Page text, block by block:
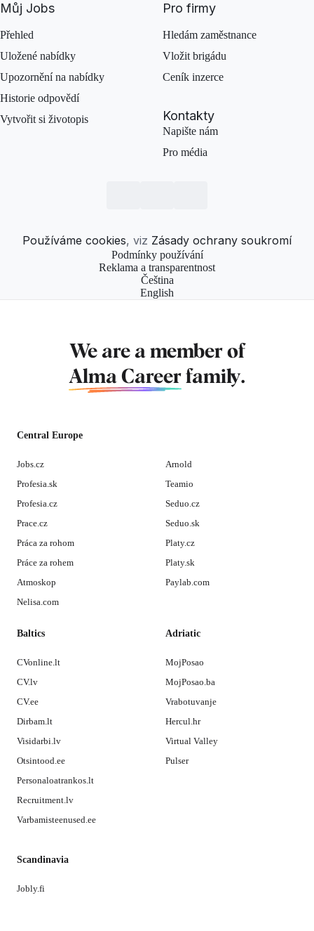
Můj Jobs
Přehled
Uložené nabídky
Upozornění na nabídky
Historie odpovědí
Vytvořit si životopis
Pro firmy
Hledám zaměstnance
Vložit brigádu
Ceník inzerce
Kontakty
Napište nám
Pro média
Používáme cookies, viz Zásady ochrany soukromí
Podmínky používání
Reklama a transparentnost
Čeština
English
We are a member of
Alma Career family.
Central Europe
Jobs.cz
Profesia.sk
Profesia.cz
Prace.cz
Práca za rohom
Práce za rohem
Atmoskop
Nelisa.com
Arnold
Teamio
Seduo.cz
Seduo.sk
Platy.cz
Platy.sk
Paylab.com
Baltics
CVonline.lt
CV.lv
CV.ee
Dirbam.lt
Visidarbi.lv
Otsintood.ee
Personaloatrankos.lt
Recruitment.lv
Varbamisteenused.ee
Adriatic
MojPosao
MojPosao.ba
Vrabotuvanje
Hercul.hr
Virtual Valley
Pulser
Scandinavia
Jobly.fi